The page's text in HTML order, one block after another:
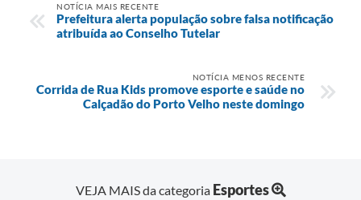
NOTÍCIA MAIS RECENTE
Prefeitura alerta população sobre falsa notificação
atribuída ao Conselho Tutelar
NOTÍCIA MENOS RECENTE
Corrida de Rua Kids promove esporte e saúde no
Calçadão do Porto Velho neste domingo
VEJA MAIS da categoria Esportes